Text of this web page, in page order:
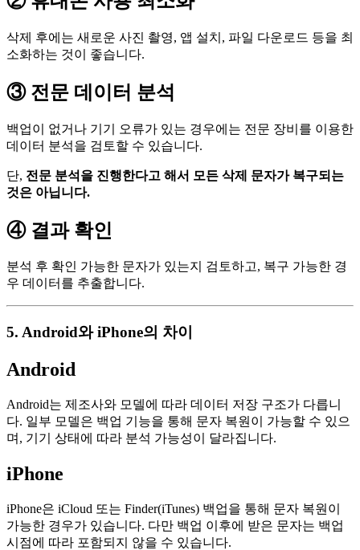
삭제 후에는 새로운 사진 촬영, 앱 설치, 파일 다운로드 등을 최
소화하는 것이 좋습니다.
③ 전문 데이터 분석
백업이 없거나 기기 오류가 있는 경우에는 전문 장비를 이용한
데이터 분석을 검토할 수 있습니다.
단, 전문 분석을 진행한다고 해서 모든 삭제 문자가 복구되는
것은 아닙니다.
④ 결과 확인
분석 후 확인 가능한 문자가 있는지 검토하고, 복구 가능한 경
우 데이터를 추출합니다.
5. Android와 iPhone의 차이
Android
Android는 제조사와 모델에 따라 데이터 저장 구조가 다릅니
다. 일부 모델은 백업 기능을 통해 문자 복원이 가능할 수 있으
며, 기기 상태에 따라 분석 가능성이 달라집니다.
iPhone
iPhone은 iCloud 또는 Finder(iTunes) 백업을 통해 문자 복원이
가능한 경우가 있습니다. 다만 백업 이후에 받은 문자는 백업
시점에 따라 포함되지 않을 수 있습니다.